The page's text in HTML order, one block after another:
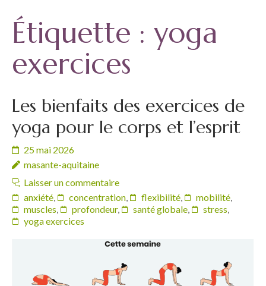
Étiquette : yoga
exercices
Les bienfaits des exercices de
yoga pour le corps et l’esprit
25 mai 2026
masante-aquitaine
Laisser un commentaire
anxiété, concentration, flexibilité, mobilité,
muscles, profondeur, santé globale, stress,
yoga exercices